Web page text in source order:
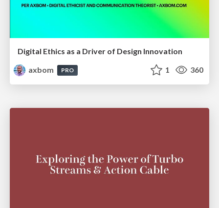
Digital Ethics as a Driver of Design Innovation
axbom
PRO 1 360